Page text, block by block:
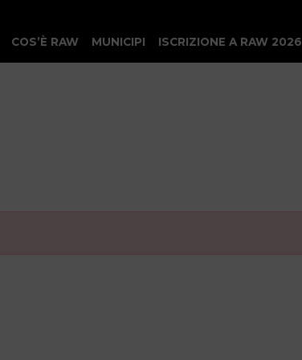
COS’È RAW
MUNICIPI ISCRIZIONE A RAW 2026